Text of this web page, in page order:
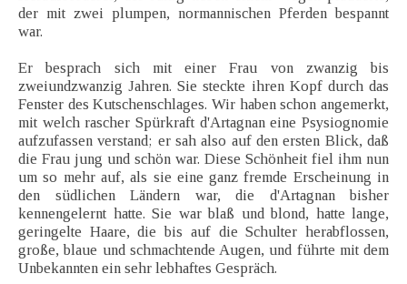
der mit zwei plumpen, normannischen Pferden bespannt
war.
Er besprach sich mit einer Frau von zwanzig bis
zweiundzwanzig Jahren. Sie steckte ihren Kopf durch das
Fenster des Kutschenschlages. Wir haben schon angemerkt,
mit welch rascher Spürkraft d'Artagnan eine Psysiognomie
aufzufassen verstand; er sah also auf den ersten Blick, daß
die Frau jung und schön war. Diese Schönheit fiel ihm nun
um so mehr auf, als sie eine ganz fremde Erscheinung in
den südlichen Ländern war, die d'Artagnan bisher
kennengelernt hatte. Sie war blaß und blond, hatte lange,
geringelte Haare, die bis auf die Schulter herabflossen,
große, blaue und schmachtende Augen, und führte mit dem
Unbekannten ein sehr lebhaftes Gespräch.